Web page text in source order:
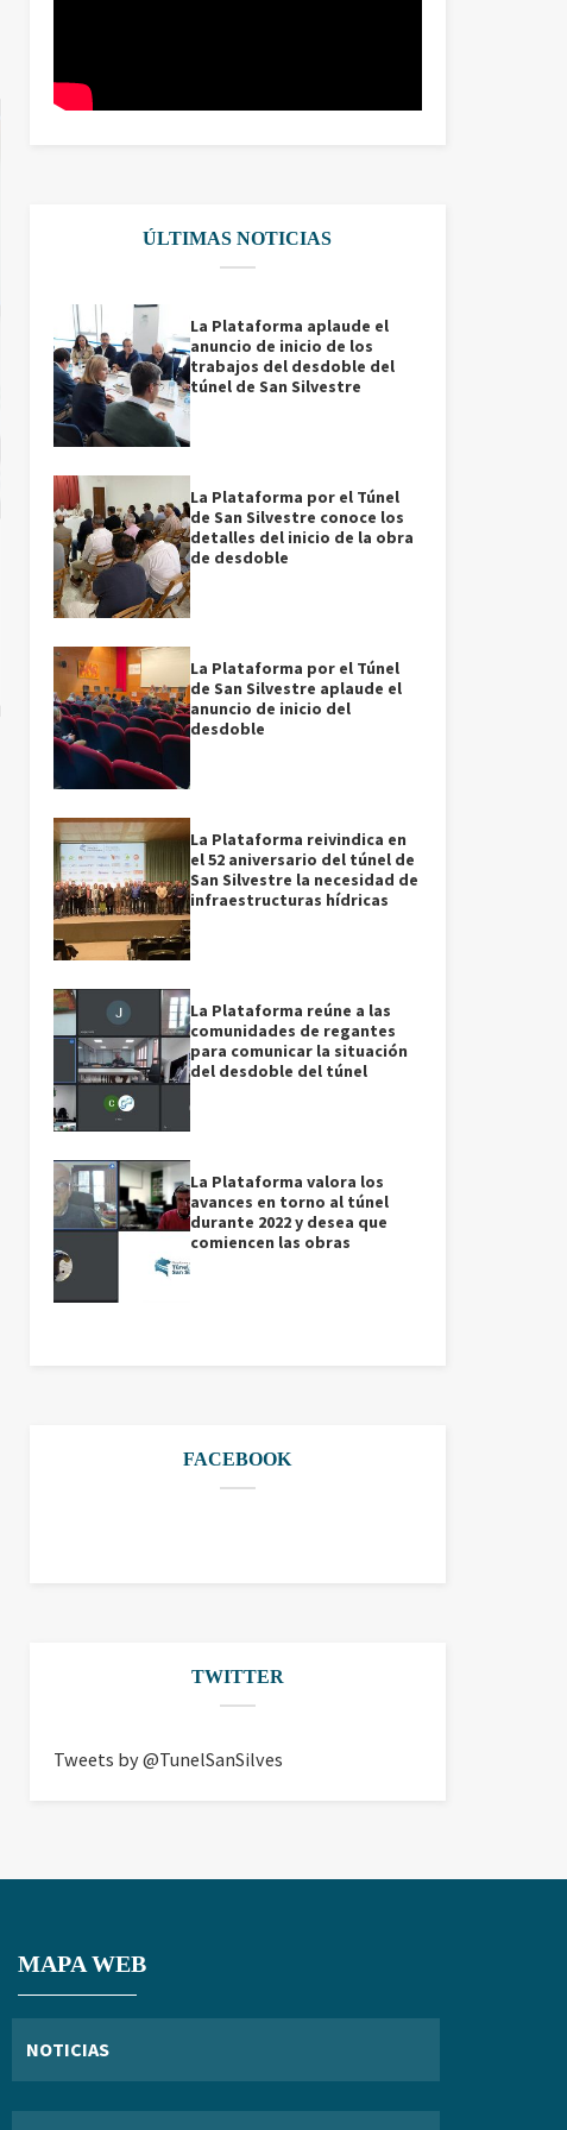
ÚLTIMAS NOTICIAS
La Plataforma aplaude el
anuncio de inicio de los
trabajos del desdoble del
túnel de San Silvestre
La Plataforma por el Túnel
de San Silvestre conoce los
detalles del inicio de la obra
de desdoble
La Plataforma por el Túnel
de San Silvestre aplaude el
anuncio de inicio del
desdoble
La Plataforma reivindica en
el 52 aniversario del túnel de
San Silvestre la necesidad de
infraestructuras hídricas
La Plataforma reúne a las
comunidades de regantes
para comunicar la situación
del desdoble del túnel
La Plataforma valora los
avances en torno al túnel
durante 2022 y desea que
comiencen las obras
FACEBOOK
TWITTER
Tweets by @TunelSanSilves
MAPA WEB
NOTICIAS